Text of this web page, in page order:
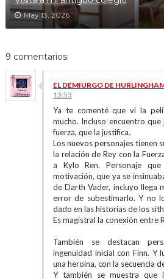
May 13, 2026
9 comentarios:
EL DEMIURGO DE
13:53
Ya te comenté que vi la
mucho. Incluso encuentro
fuerza, que la justifica.
Los nuevos personajes tienen
la relación de Rey con la
a Kylo Ren. Personaje
motivación, que ya se
de Darth Vader, incluyo llega
error de subestimarlo. Y no
dado en las historias de los
Es magistral la conexión entre
También se destacan
ingenuidad inicial con Finn. Y
una heroina, con la secuencia
Y también se muestra que